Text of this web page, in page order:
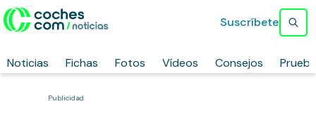
Noticias Fichas Fotos Vídeos Consejos
Suscríbete
Publicidad